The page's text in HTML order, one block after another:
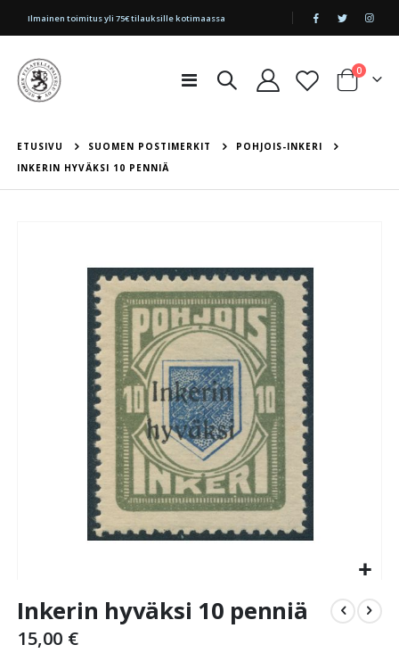
|
Ilmainen toimitus yli 75€ tilauksille kotimaassa
Toggle
Cart
0tuotetta
ETUSIVU SUOMEN POSTIMERKIT
POHJOIS-INKERI
INKERIN HYVÄKSI 10 PENNIÄ
to
beginning
Inkerin hyväksi 10 penniä
15,00 €